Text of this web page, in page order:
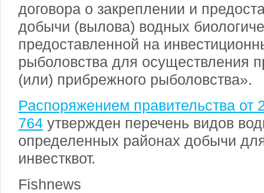
договора о закреплении и
добычи (вылова) водных
предоставленной на
рыболовства для осуществления
(или) прибрежного рыболовства».
Распоряжением правительства от
764 утвержден перечень видов
определенных районах добычи
инвестквот.
Fishnews